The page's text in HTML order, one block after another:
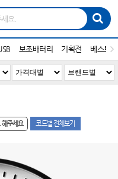
보조배터리 기획전 베스트
해주세요 코드별 전체보기